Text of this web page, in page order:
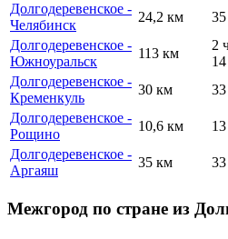
Долгодеревенское -
Челябинск
24,2 км
Долгодеревенское -
Южноуральск
113 км
2
Долгодеревенское -
Кременкуль
30 км
Долгодеревенское -
Рощино
10,6 км
Долгодеревенское -
Аргаяш
35 км
Межгород по стране из